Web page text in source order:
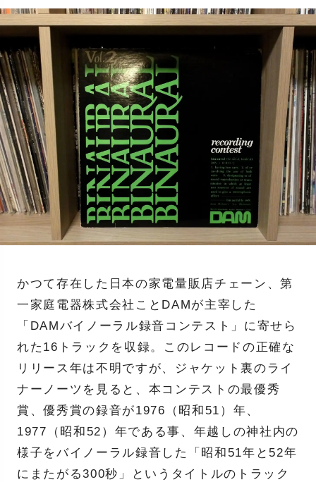
かつて存在した日本の家電量販店チェーン、第
一家庭電器株式会社ことDAMが主宰した
「DAMバイノーラル録音コンテスト」に寄せら
れた16トラックを収録。このレコードの正確な
リリース年は不明ですが、ジャケット裏のライ
ナーノーツを見ると、本コンテストの最優秀
賞、優秀賞の録音が1976（昭和51）年、
1977（昭和52）年である事、年越しの神社内の
様子をバイノーラル録音した「昭和51年と52年
にまたがる300秒」というタイトルのトラック